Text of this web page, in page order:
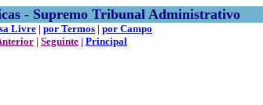
- Supremo Tribunal Administrativo
Livre | por Termos | por Campo
| Seguinte | Principal